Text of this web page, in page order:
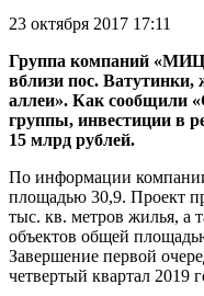
23 октября 2017 17:11
Группа компаний
вблизи пос.
аллеи». Как сообщили
группы, инвестиции в
15 млрд рублей.
По информации
площадью 30,9. Проект
тыс. кв. метров жилья, а
объектов общей
Завершение первой
четвертый квартал 2019